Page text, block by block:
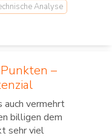
Analyse
–
auch vermehrt
billigen dem
sehr viel